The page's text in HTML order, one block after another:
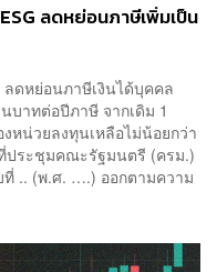
ลดหย่อนภาษีเพิ่มเป็น
ดหย่อนภาษีเงินได้บุคคล
บาทต่อปีภาษี จากเดิม 1
หน่วยลงทุนเหลือไม่น้อยกว่า
ประชุมคณะรัฐมนตรี (ครม.)
.. (พ.ศ. ….) ออกตามความ